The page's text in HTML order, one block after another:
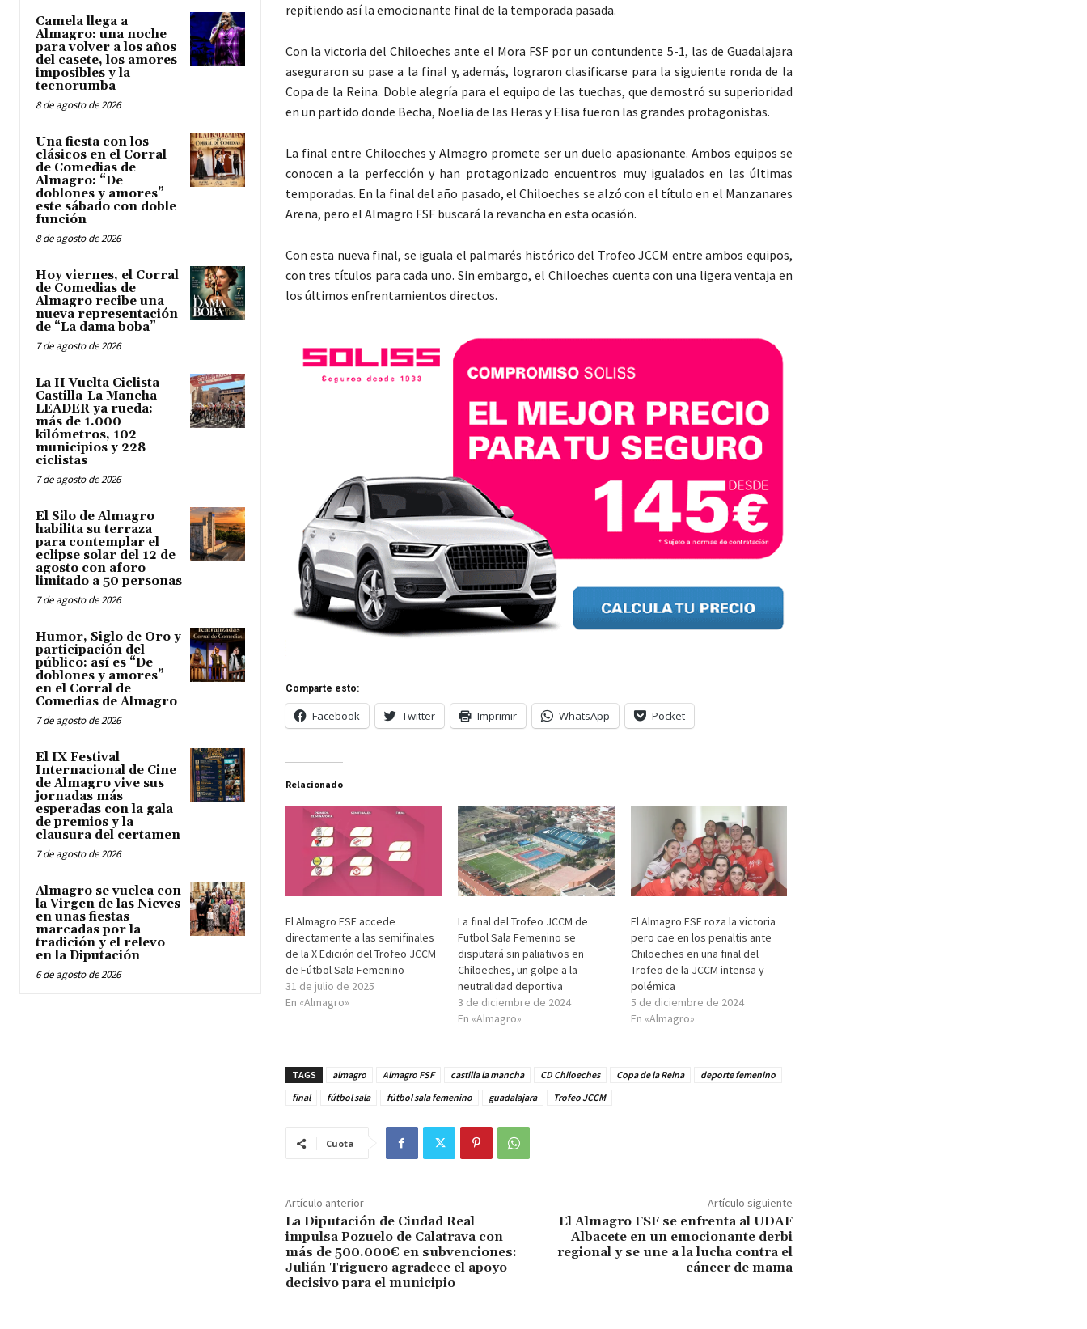
Camela llega a
Almagro: una noche
para volver a los años
del casete, los amores
imposibles y la
tecnorumba
8 de agosto de 2026
Una fiesta con los
clásicos en el Corral
de Comedias de
Almagro: “De
doblones y amores”
este sábado con doble
función
8 de agosto de 2026
Hoy viernes, el Corral
de Comedias de
Almagro recibe una
nueva representación
de “La dama boba”
7 de agosto de 2026
La II Vuelta Ciclista
Castilla-La Mancha
LEADER ya rueda:
más de 1.000
kilómetros, 102
municipios y 228
ciclistas
7 de agosto de 2026
El Silo de Almagro
habilita su terraza
para contemplar el
eclipse solar del 12 de
agosto con aforo
limitado a 50 personas
7 de agosto de 2026
Humor, Siglo de Oro y
participación del
público: así es “De
doblones y amores”
en el Corral de
Comedias de Almagro
7 de agosto de 2026
El IX Festival
Internacional de Cine
de Almagro vive sus
jornadas más
esperadas con la gala
de premios y la
clausura del certamen
7 de agosto de 2026
Almagro se vuelca con
la Virgen de las Nieves
en unas fiestas
marcadas por la
tradición y el relevo
en la Diputación
6 de agosto de 2026
repitiendo así la emocionante final de la temporada pasada.
Con la victoria del Chiloeches ante el Mora FSF por un contundente 5-1, las de Guadalajara
aseguraron su pase a la final y, además, lograron clasificarse para la siguiente ronda de la
Copa de la Reina. Doble alegría para el equipo de las tuechas, que demostró su superioridad
en un partido donde Becha, Noelia de las Heras y Elisa fueron las grandes protagonistas.
La final entre Chiloeches y Almagro promete ser un duelo apasionante. Ambos equipos se
conocen a la perfección y han protagonizado encuentros muy igualados en las últimas
temporadas. En la final del año pasado, el Chiloeches se alzó con el título en el Manzanares
Arena, pero el Almagro FSF buscará la revancha en esta ocasión.
Con esta nueva final, se iguala el palmarés histórico del Trofeo JCCM entre ambos equipos,
con tres títulos para cada uno. Sin embargo, el Chiloeches cuenta con una ligera ventaja en
los últimos enfrentamientos directos.
Comparte esto:
Facebook Twitter Imprimir WhatsApp Pocket
Relacionado
El Almagro FSF accede
directamente a las semifinales
de la X Edición del Trofeo JCCM
de Fútbol Sala Femenino
31 de julio de 2025
En «Almagro»
La final del Trofeo JCCM de
Futbol Sala Femenino se
disputará sin paliativos en
Chiloeches, un golpe a la
neutralidad deportiva
3 de diciembre de 2024
En «Almagro»
El Almagro FSF roza la victoria
pero cae en los penaltis ante
Chiloeches en una final del
Trofeo de la JCCM intensa y
polémica
5 de diciembre de 2024
En «Almagro»
TAGS almagro Almagro FSF castilla la mancha CD Chiloeches Copa de la Reina
deporte femenino
final
fútbol sala fútbol sala femenino guadalajara Trofeo JCCM
Cuota
Artículo anterior
La Diputación de Ciudad Real
impulsa Pozuelo de Calatrava con
más de 500.000€ en subvenciones:
Julián Triguero agradece el apoyo
decisivo para el municipio
Artículo siguiente
El Almagro FSF se enfrenta al UDAF
Albacete en un emocionante derbi
regional y se une a la lucha contra el
cáncer de mama